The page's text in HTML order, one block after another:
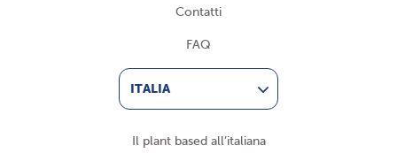
Contatti
FAQ
ITALIA
Il plant based all’italiana